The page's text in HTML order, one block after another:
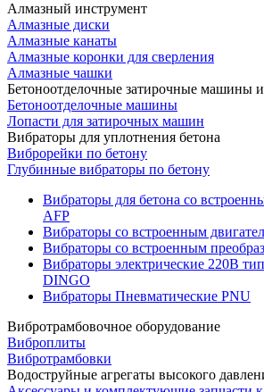
Алмазный инструмент
Алмазные диски
Алмазные канаты
Алмазные коронки для сверления
Алмазные чашки
Бетоноотделочные затирочные машины
Бетоноотделочные машины
Лопасти для затирочных машин
Вибраторы для уплотнения бетона
Виброрейки по бетону
Глубинные вибраторы по бетону
Вибраторы для бетона со
AFP
Вибраторы со встроенным
Вибраторы со встроенным
Вибраторы электрические 220B
DINGO
Вибраторы Пневматические PNU
Вибротрамбовочное оборудование
Виброплиты
Вибротрамбовки
Водоструйные агрегаты высокого